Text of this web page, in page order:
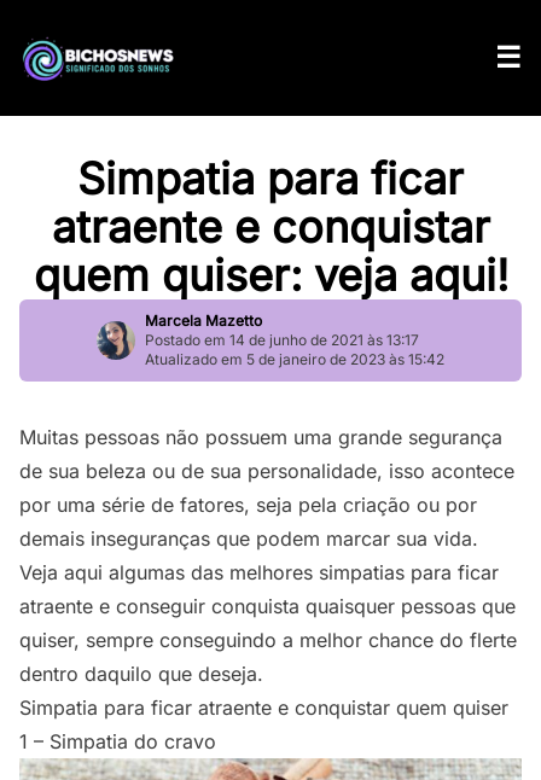
Simpatia para ficar
atraente e conquistar
quem quiser: veja aqui!
Marcela Mazetto
Postado em 14 de junho de 2021 às 13:17
Atualizado em 5 de janeiro de 2023 às 15:42
Muitas pessoas não possuem uma grande segurança
de sua beleza ou de sua personalidade, isso acontece
por uma série de fatores, seja pela criação ou por
demais inseguranças que podem marcar sua vida.
Veja aqui algumas das melhores simpatias para ficar
atraente e conseguir conquista quaisquer pessoas que
quiser, sempre conseguindo a melhor chance do flerte
dentro daquilo que deseja.
Simpatia para ficar atraente e conquistar quem quiser
1 – Simpatia do cravo